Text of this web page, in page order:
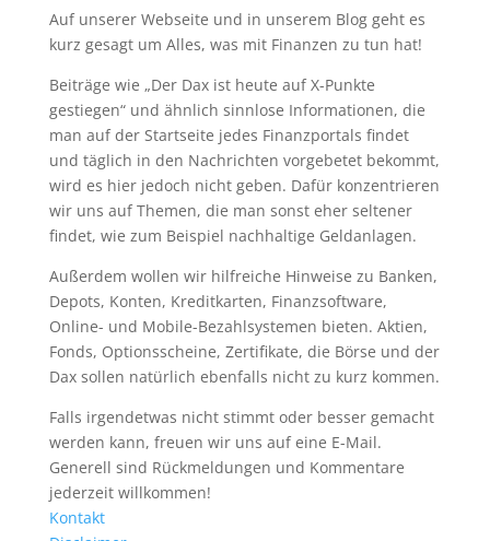
Auf unserer Webseite und in unserem Blog geht es
kurz gesagt um Alles, was mit Finanzen zu tun hat!
Beiträge wie „Der Dax ist heute auf X-Punkte
gestiegen“ und ähnlich sinnlose Informationen, die
man auf der Startseite jedes Finanzportals findet
und täglich in den Nachrichten vorgebetet bekommt,
wird es hier jedoch nicht geben. Dafür konzentrieren
wir uns auf Themen, die man sonst eher seltener
findet, wie zum Beispiel nachhaltige Geldanlagen.
Außerdem wollen wir hilfreiche Hinweise zu Banken,
Depots, Konten, Kreditkarten, Finanzsoftware,
Online- und Mobile-Bezahlsystemen bieten. Aktien,
Fonds, Optionsscheine, Zertifikate, die Börse und der
Dax sollen natürlich ebenfalls nicht zu kurz kommen.
Falls irgendetwas nicht stimmt oder besser gemacht
werden kann, freuen wir uns auf eine E-Mail.
Generell sind Rückmeldungen und Kommentare
jederzeit willkommen!
Kontakt